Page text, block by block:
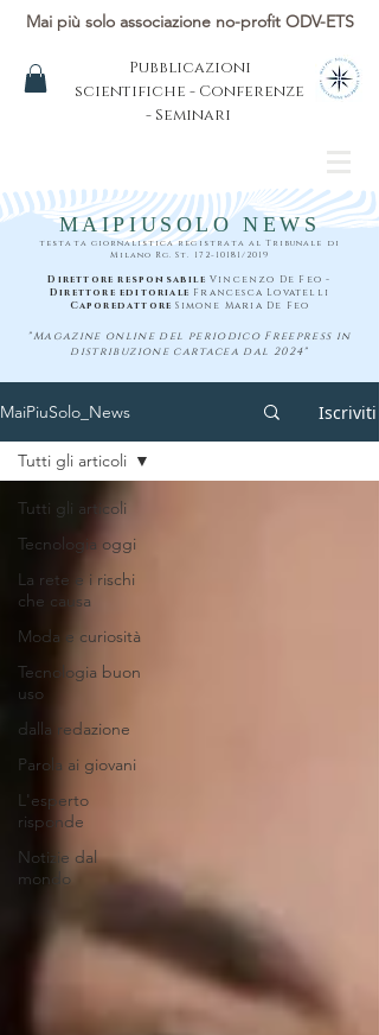
Mai più solo associazione no-profit ODV-ETS
Pubblicazioni
scientifiche - Conferenze
- Seminari
MAIPIUSOLO NEWS
testata giornalistica registrata al Tribunale di
Milano Rg. St. 172-10181 /2019
Direttore responsabile Vincenzo De Feo -
Direttore editoriale Francesca Lovatelli
Caporedattore Simone Maria De Feo
"Magazine online del periodico Freepress in
distribuzione cartacea dal 2024"
MaiPiuSolo_News Iscriviti
Tutti gli articoli
Tecnologia oggi
La rete e i rischi
che causa
Moda e curiosità
Tecnologia buon
uso
dalla redazione
Parola ai giovani
L'esperto
risponde
Notizie dal
mondo
Tutti gli articoli